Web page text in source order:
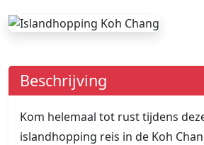
Beschrijving
Kom helemaal tot rust tijdens
islandhopping reis in de Koh